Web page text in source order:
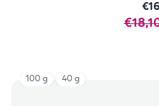
100 g 40 g